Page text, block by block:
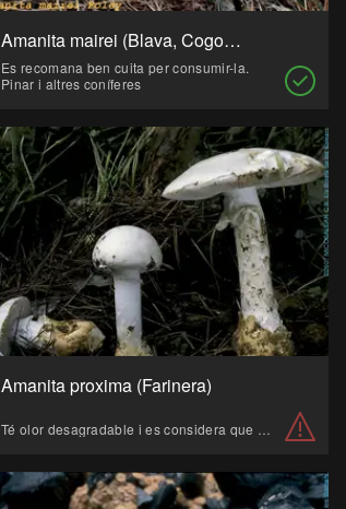
Amanita mairei (Blava, Cogoma)
Es recomana ben cuita per consumir-la.
Pinar i altres coníferes
Amanita proxima (Farinera)
Té olor desagradable i es considera que pot ser tòxica.